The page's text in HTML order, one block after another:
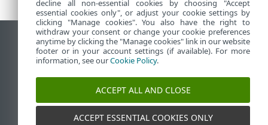
查看桌面站点
End of Life
ESET 知识库
ESET Status Portal
decline all non-essential cookies by choosing "Accept
essential cookies only", or adjust your cookie settings by
clicking "Manage cookies". You also have the right to
withdraw your consent or change your cookie preferences
anytime by clicking the "Manage cookies" link in our website
footer or in your account settings (if available). For more
information, see ourCookie Policy.
ACCEPT ALL AND CLOSE
ACCEPT ESSENTIAL COOKIES ONLY